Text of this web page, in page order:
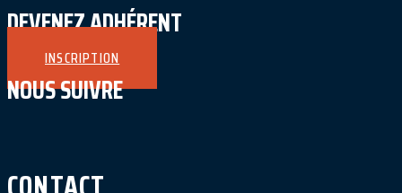
DEVENEZ ADHÉRENT
INSCRIPTION
NOUS SUIVRE